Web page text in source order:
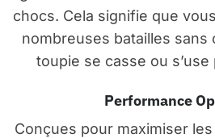
chocs. Cela signifie que
nombreuses batailles sans
toupie se casse ou
Performance
Conçues pour maximiser